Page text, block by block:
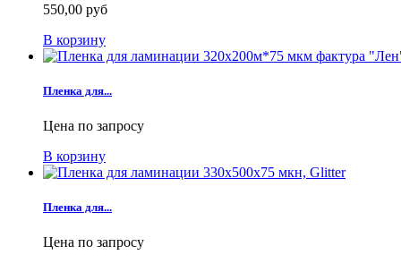
550,00 руб
В корзину
Пленка для...
Цена по запросу
В корзину
Пленка для...
Цена по запросу